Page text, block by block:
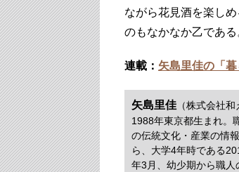
ながら花見酒を楽し
のもなかなか乙であ
連載： 矢島里佳の「暮
矢島里佳 （株式会社
1988年東京都生まれ。
の伝統文化・産業の情
ら、大学4年時である
年3月、幼少期から職人